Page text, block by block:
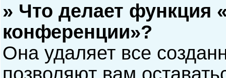
» Что делает функция
конференции»?
Она удаляет все